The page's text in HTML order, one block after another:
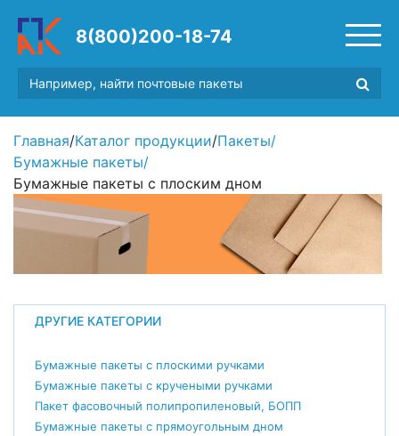
8(800)200-18-74
Главная/Каталог продукции/Пакеты/
Бумажные пакеты/
Бумажные пакеты с плоским дном
ДРУГИЕ КАТЕГОРИИ
Бумажные пакеты с плоскими ручками
Бумажные пакеты с кручеными ручками
Пакет фасовочный полипропиленовый, БОПП
Бумажные пакеты с прямоугольным дном